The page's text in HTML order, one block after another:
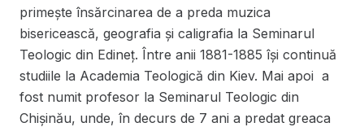
primește însărcinarea de a preda muzica
bisericească, geografia și caligrafia la Seminarul
Teologic din Edineț. Între anii 1881-1885 își continuă
studiile la Academia Teologică din Kiev. Mai apoi a
fost numit profesor la Seminarul Teologic din
Chișinău, unde, în decurs de 7 ani a predat greaca